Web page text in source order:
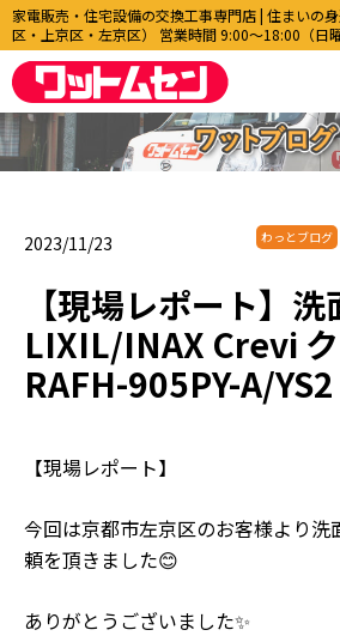
家電販売・住宅設備の交換工事専門店 | 住まいの
区・上京区・左京区） 営業時間 9:00〜18:00（日
2023/11/23 わっとブログ
【現場レポート】
LIXIL/INAX Crevi
RAFH-905PY-A/YS2
【現場レポート】
今回は京都市左京区のお客様より洗
頼を頂きました😊
ありがとうございました✨